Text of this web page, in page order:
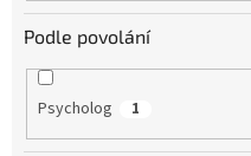
Podle povolání
Psycholog 1